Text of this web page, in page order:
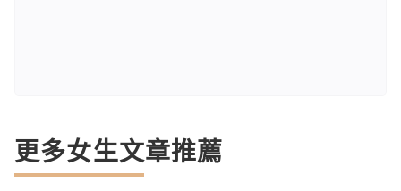
更多女生文章推薦